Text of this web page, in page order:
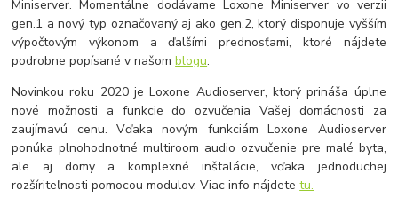
Miniserver. Momentálne dodávame Loxone Miniserver vo verzii
gen.1 a nový typ označovaný aj ako gen.2, ktorý disponuje vyšším
výpočtovým výkonom a ďalšími prednosťami, ktoré nájdete
podrobne popísané v našomblogu.
Novinkou roku 2020 je Loxone Audioserver, ktorý prináša úplne
nové možnosti a funkcie do ozvučenia Vašej domácnosti za
zaujímavú cenu. Vďaka novým funkciám Loxone Audioserver
ponúka plnohodnotné multiroom audio ozvučenie pre malé byta,
ale aj domy a komplexné inštalácie, vďaka jednoduchej
rozšíriteľnosti pomocou modulov. Viac info nájdetetu.